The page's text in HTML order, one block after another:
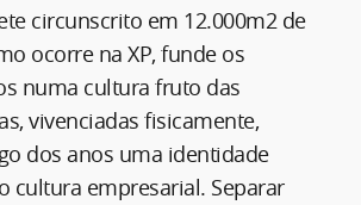
circunscrito em 12.000m2 de
ocorre na XP, funde os
numa cultura fruto das
vivenciadas fisicamente,
dos anos uma identidade
cultura empresarial. Separar